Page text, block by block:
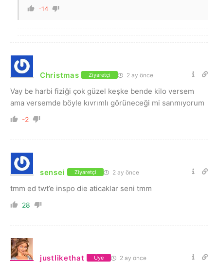
-14
Christmas Ziyaretçi 2 ay önce
Vay be harbi fiziği çok güzel keşke bende kilo versem
ama versemde böyle kıvrımlı görüneceği mi sanmıyorum
-2
sensei Ziyaretçi 2 ay önce
tmm ed twt’e inspo die aticaklar seni tmm
28
justlikethat Üye 2 ay önce